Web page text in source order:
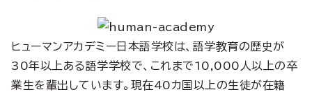
ヒューマンアカデミー日本語学校は、語学教育の歴史が
30年以上ある語学学校で、これまで10,000人以上の卒
業生を輩出しています。現在40カ国以上の生徒が在籍